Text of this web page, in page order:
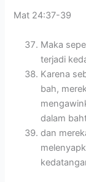
Mat 24:37-39
Maka
terjadi
Karena
bah,
dalam
dan